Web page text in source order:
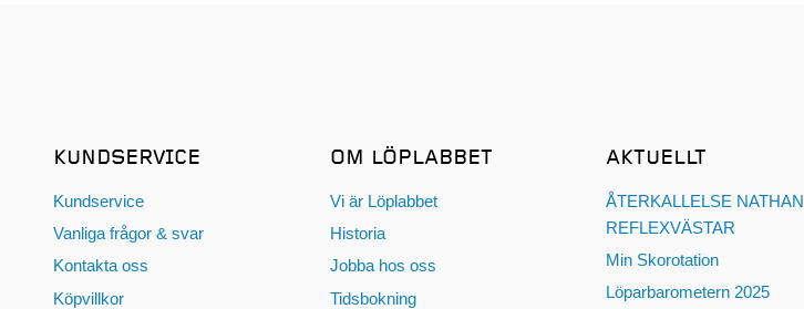
KUNDSERVICE
Kundservice
Vanliga frågor & svar
Kontakta oss
Köpvillkor
OM LÖPLABBET
Vi är Löplabbet
Historia
Jobba hos oss
Tidsbokning
AKTUELLT
ÅTERKALLELSE NATHAN
REFLEXVÄSTAR
Min Skorotation
Löparbarometern 2025